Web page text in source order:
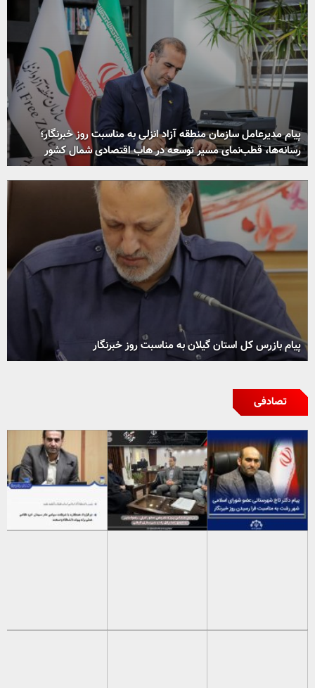
پیام مدیرعامل سازمان منطقه آزاد انزلی به مناسبت روز خبرنگار؛
رسانه‌ها، قطب‌نمای مسیر توسعه در هاب اقتصادی شمال كشور
پیام بازرس کل استان گیلان به مناسبت روز خبرنگار
تصادفی